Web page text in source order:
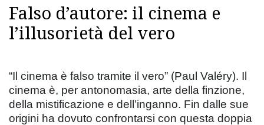
Falso d’autore: il cinema e
l’illusorietà del vero
“Il cinema è falso tramite il vero” (Paul Valéry). Il
cinema è, per antonomasia, arte della finzione,
della mistificazione e dell’inganno. Fin dalle sue
origini ha dovuto confrontarsi con questa doppia